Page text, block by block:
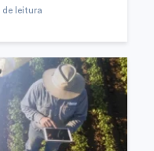
de leitura